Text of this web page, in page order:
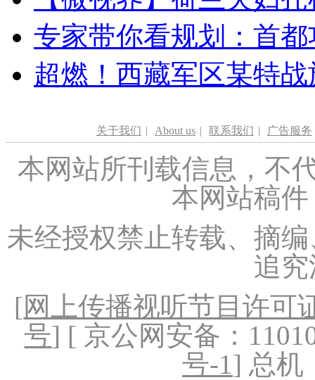
专家带你看规划：首
超燃！西藏军区某特
关于我们 | About us | 联系我们 | 广告服务
本网站所刊载信息，不
本网站稿
未经授权禁止转载、摘
追
[网上传播视听节目许可
号] [ 京公网安备：
号-1] 总机